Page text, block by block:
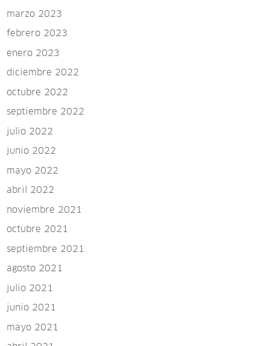
marzo 2023
febrero 2023
enero 2023
diciembre 2022
octubre 2022
septiembre 2022
julio 2022
junio 2022
mayo 2022
abril 2022
noviembre 2021
octubre 2021
septiembre 2021
agosto 2021
julio 2021
junio 2021
mayo 2021